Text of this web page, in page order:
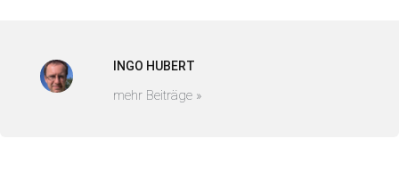
INGO HUBERT
mehr Beiträge »